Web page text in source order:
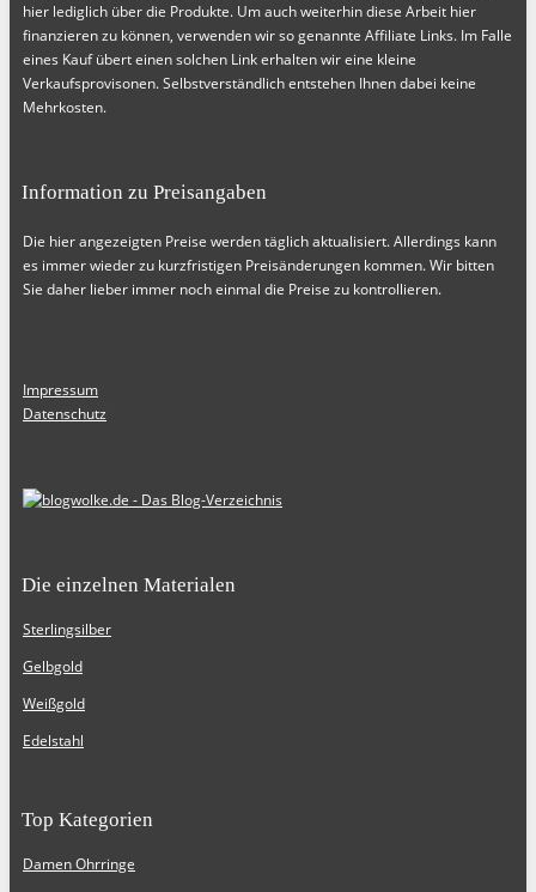
hier lediglich über die Produkte. Um auch weiterhin diese Arbeit hier
finanzieren zu können, verwenden wir so genannte Affiliate Links. Im Falle
eines Kauf übert einen solchen Link erhalten wir eine kleine
Verkaufsprovisonen. Selbstverständlich entstehen Ihnen dabei keine
Mehrkosten.
Information zu Preisangaben
Die hier angezeigten Preise werden täglich aktualisiert. Allerdings kann
es immer wieder zu kurzfristigen Preisänderungen kommen. Wir bitten
Sie daher lieber immer noch einmal die Preise zu kontrollieren.
Impressum
Datenschutz
Die einzelnen Materialen
Sterlingsilber
Gelbgold
Weißgold
Edelstahl
Top Kategorien
Damen Ohrringe